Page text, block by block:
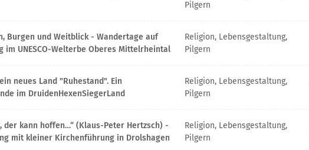
Pilgern
Burgen und Weitblick - Wandertage auf
im UNESCO-Welterbe Oberes Mittelrheintal
Religion, Lebensgestaltung,
Pilgern
neues Land "Ruhestand". Ein
im DruidenHexenSiegerLand
Religion, Lebensgestaltung,
Pilgern
der kann hoffen…“ (Klaus-Peter Hertzsch) -
mit kleiner Kirchenführung in Drolshagen
Religion, Lebensgestaltung,
Pilgern